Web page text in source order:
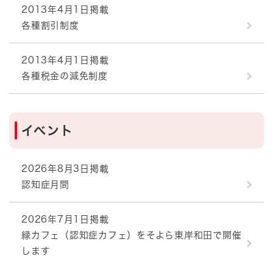
2013年4月1日掲載
各種割引制度
2013年4月1日掲載
各種税金の減免制度
イベント
2026年8月3日掲載
認知症月間
2026年7月1日掲載
緑カフェ（認知症カフェ）をそよら東岸和田で開催
します